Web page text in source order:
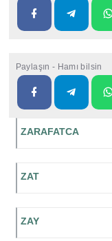
Paylaşın - Hamı bilsin
ZARAFATCA
ZAT
ZAY